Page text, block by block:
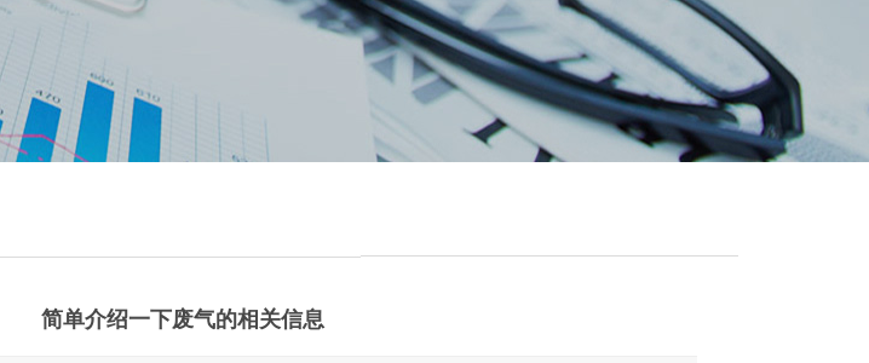
简单介绍一下废气的相关信息